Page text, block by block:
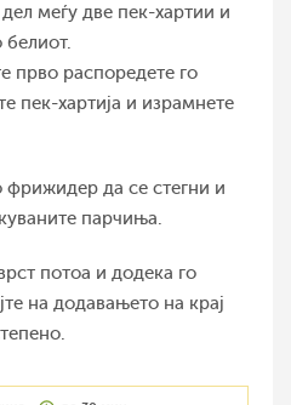
меѓу две пек-хартии и
белиот.
прво распоредете го
пек-хартија и израмнете
фрижидер да се стегни и
парчиња.
потоа и додека го
на додавањето на крај